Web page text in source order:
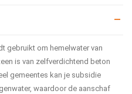
gebruikt om hemelwater van
is van zelfverdichtend beton
gemeentes kan je subsidie
waardoor de aanschaf